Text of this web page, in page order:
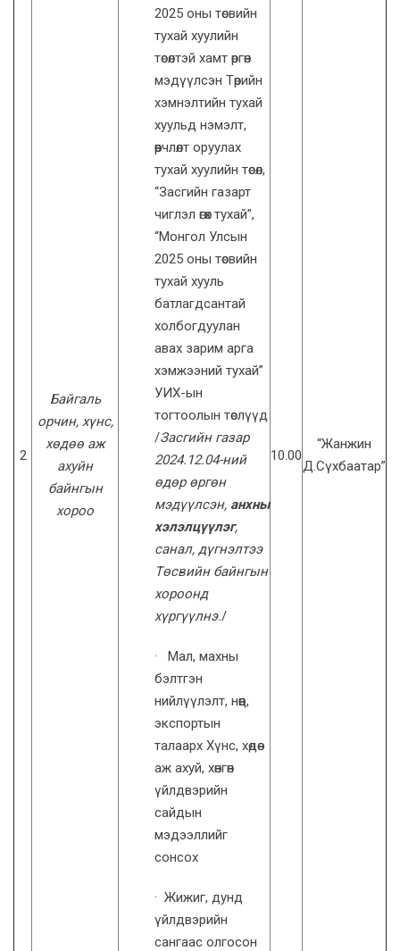
2
Байгаль
орчин, хүнс,
хөдөө аж
ахуйн
байнгын
хороо
2025 оны төсвийн
тухай хуулийн
төсөлтэй хамт өргөн
мэдүүлсэн Төрийн
хэмнэлтийн тухай
хуульд нэмэлт,
өөрчлөлт оруулах
тухай хуулийн төсөл,
“Засгийн газарт
чиглэл өгөх тухай”,
“Монгол Улсын
2025 оны төсвийн
тухай хууль
батлагдсантай
холбогдуулан
авах зарим арга
хэмжээний тухай”
УИХ-ын
тогтоолын төслүүд
/Засгийн газар
2024.12.04-ний
өдөр өргөн
мэдүүлсэн, анхны
хэлэлцүүлэг,
санал, дүгнэлтээ
Төсвийн байнгын
хороонд
хүргүүлнэ./
· Мал, махны
бэлтгэн
нийлүүлэлт, нөөц,
экспортын
талаарх Хүнс, хөдөө
аж ахуй, хөнгөн
үйлдвэрийн
сайдын
мэдээллийг
сонсох
· Жижиг, дунд
үйлдвэрийн
сангаас олгосон
10.00
“Жанжин
Д.Сүхбаатар”